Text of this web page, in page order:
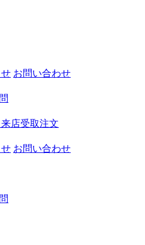
お問い合わせ
来店受取注文
お問い合わせ